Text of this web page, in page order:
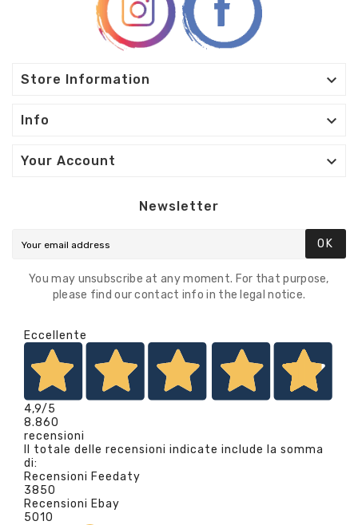
Store Information 
Info 
Your Account 
Newsletter
OK
You may unsubscribe at any moment. For that purpose,
please find our contact info in the legal notice.
Eccellente
4,9/5
8.860
recensioni
Il totale delle recensioni indicate include la somma
di:
Recensioni Feedaty
3850
Recensioni Ebay
5010